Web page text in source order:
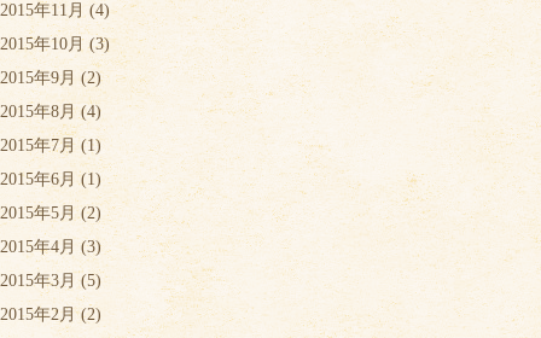
2015年11月 (4)
2015年10月 (3)
2015年9月 (2)
2015年8月(4)
2015年7月 (1)
2015年6月 (1)
2015年5月(2)
2015年4月 (3)
2015年3月 (5)
2015年2月 (2)